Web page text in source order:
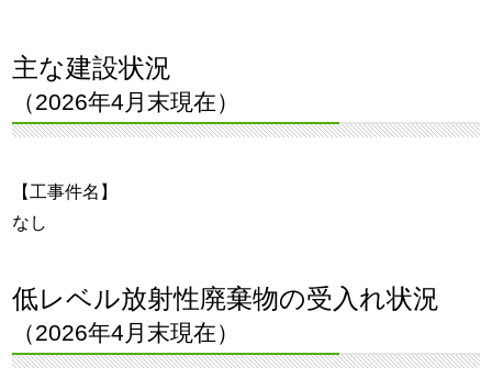
主な建設状況
（2026年4月末現在）
【工事件名】
なし
低レベル放射性廃棄物の受入れ状況
（2026年4月末現在）